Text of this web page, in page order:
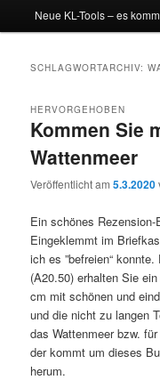
Neue KL-Tools – es
SCHLAGWORTARCHIV:
Kommen Sie
Wattenmeer
HERVORGEHOBEN
Veröffentlicht am5.3.2020
Ein schönes
Eingeklemmt im
ich es ”befreien“
(A20.50) erhalten Sie
cm mit schönen und
und die nicht zu langen
das Wattenmeer bzw.
der kommt um dieses
herum.